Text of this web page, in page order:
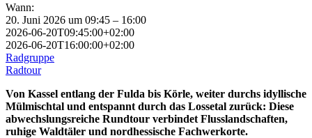
Wann:
20. Juni 2026 um 09:45 – 16:00
2026-06-20T09:45:00+02:00
2026-06-20T16:00:00+02:00
Radgruppe
Radtour
Von Kassel entlang der Fulda bis Körle, weiter durchs idyllische
Mülmischtal und entspannt durch das Lossetal zurück: Diese
abwechslungsreiche Rundtour verbindet Flusslandschaften,
ruhige Waldtäler und nordhessische Fachwerkorte.